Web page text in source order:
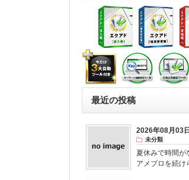
最近の投稿
2026年08月03
未分類
夏休みで時間が
アメブロを続け